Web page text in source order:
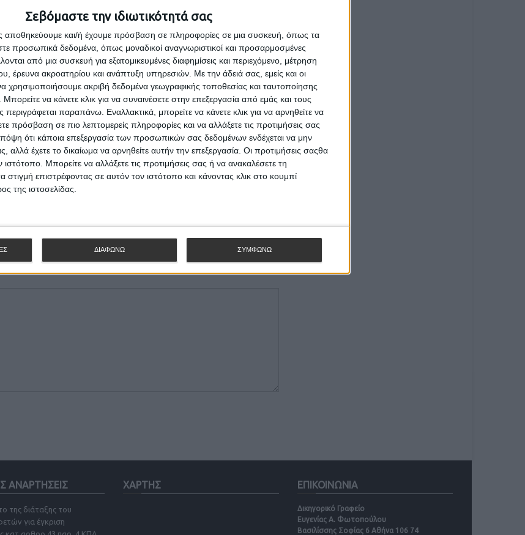
Σεβόμαστε την ιδιωτικότητά σας
αποθηκεύουμε και/ή έχουμε πρόσβαση σε πληροφορίες σε μια συσκευή, όπως τα
προσωπικά δεδομένα, όπως μοναδικοί αναγνωριστικοί και προσαρμοσμένες
από μια συσκευή για εξατομικευμένες διαφημίσεις και περιεχόμενο, μέτρηση
έρευνα ακροατηρίου και ανάπτυξη υπηρεσιών. Με την άδειά σας, εμείς και οι
χρησιμοποιήσουμε ακριβή δεδομένα γεωγραφικής τοποθεσίας και ταυτοποίησης
να κάνετε κλικ για να συναινέσετε στην επεξεργασία από εμάς και τους
παραπάνω. Εναλλακτικά, μπορείτε να κάνετε κλικ για να αρνηθείτε να
πρόσβαση σε πιο λεπτομερείς πληροφορίες και να αλλάξετε τις προτιμήσεις σας
ότι κάποια επεξεργασία των προσωπικών σας δεδομένων ενδέχεται να μην
αλλά έχετε το δικαίωμα να αρνηθείτε αυτήν την επεξεργασία. Οι προτιμήσεις σαςθα
ιστότοπο. Μπορείτε να αλλάξετε τις προτιμήσεις σας ή να ανακαλέσετε τη
επιστρέφοντας σε αυτόν τον ιστότοπο και κάνοντας κλικ στο κουμπί
της ιστοσελίδας.
ΔΙΑΦΩΝΩ ΣΥΜΦΩΝΩ
ΑΝΑΡΤΗΣΕΙΣ
της διάταξης του
για έγκριση
ΧΑΡΤΗΣ ΕΠΙΚΟΙΝΩΝΙΑ
Δικηγορικό Γραφείο
Ευγενίας Α. Φωτοπούλου
Βασιλίσσης Σοφίας 6 Αθήνα 106 74